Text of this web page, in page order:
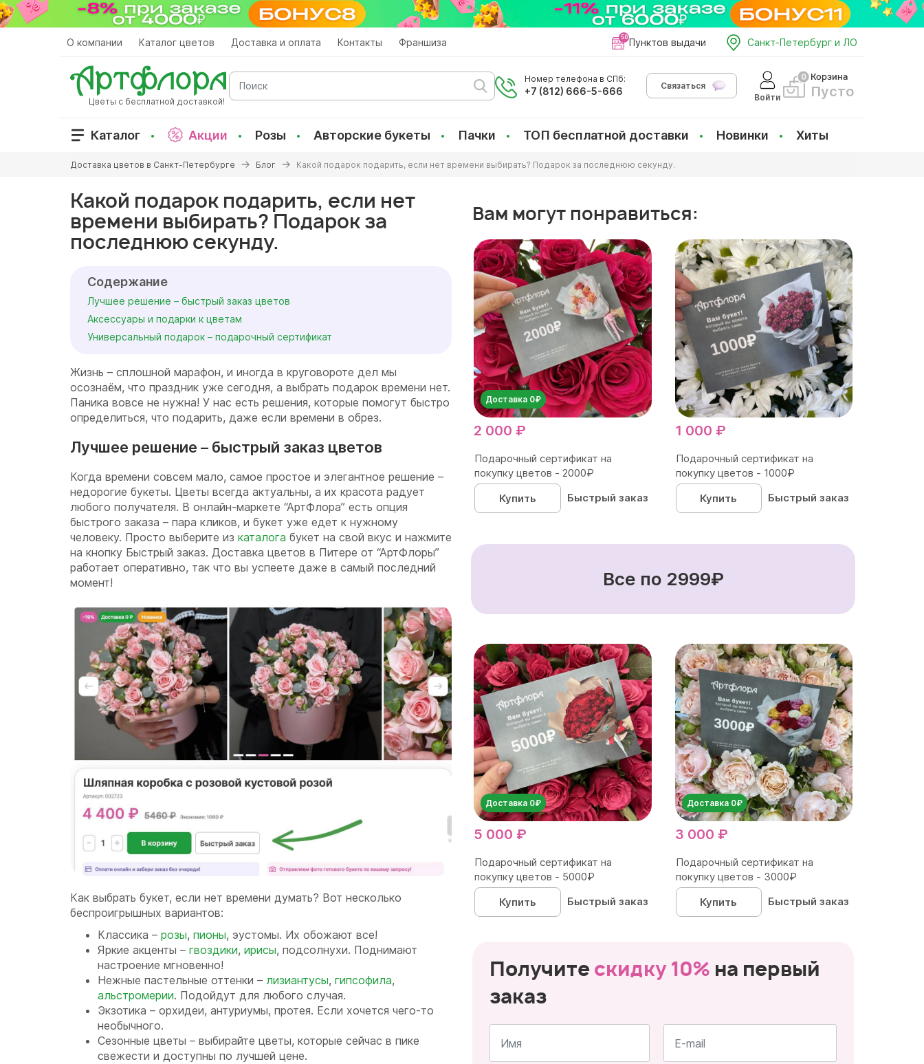
Перейти
к
О компании Каталог цветов Доставка и оплата Контакты Франшиза Пунктов выдачи Санкт-Петербург и ЛО
Цветы с бесплатной доставкой!
Поиск
Номер телефона в СПб:
+7 (812) 666-5-666
Связаться
Войти
Корзина
Пусто
Каталог Акции Розы Авторские букеты Пачки ТОП бесплатной доставки Новинки Хиты
здесь
Доставка цветов в Санкт-Петербурге Блог Какой подарок подарить, если нет времени выбирать? Подарок за последнюю секунду.
Какой подарок подарить, если нет
времени выбирать? Подарок за
последнюю секунду.
Содержание
Лучшее решение – быстрый заказ цветов
Аксессуары и подарки к цветам
Универсальный подарок – подарочный сертификат
Жизнь – сплошной марафон, и иногда в круговороте дел мы
осознаём, что праздник уже сегодня, а выбрать подарок времени нет.
Паника вовсе не нужна! У нас есть решения, которые помогут быстро
определиться, что подарить, даже если времени в обрез.
Лучшее решение – быстрый заказ цветов
Когда времени совсем мало, самое простое и элегантное решение –
недорогие букеты. Цветы всегда актуальны, а их красота радует
любого получателя. В онлайн-маркете “АртФлора” есть опция
быстрого заказа – пара кликов, и букет уже едет к нужному
человеку. Просто выберите из каталога букет на свой вкус и нажмите
на кнопку Быстрый заказ. Доставка цветов в Питере от “АртФлоры”
работает оперативно, так что вы успеете даже в самый последний
момент!
Как выбрать букет, если нет времени думать? Вот несколько
беспроигрышных вариантов:
Классика – розы, пионы, эустомы. Их обожают все!
Яркие акценты – гвоздики, ирисы, подсолнухи. Поднимают
настроение мгновенно!
Нежные пастельные оттенки – лизиантусы, гипсофила,
альстромерии. Подойдут для любого случая.
Экзотика – орхидеи, антуриумы, протея. Если хочется чего-то
необычного.
Сезонные цветы – выбирайте цветы, которые сейчас в пике
свежести и доступны по лучшей цене.
Вам могут понравиться:
Доставка 0₽
2 000 ₽
Подарочный сертификат на
покупку цветов - 2000₽
Купить
Быстрый заказ
1 000 ₽
Подарочный сертификат на
покупку цветов - 1000₽
Купить
Быстрый заказ
Все по 2999₽
Доставка 0₽
5 000 ₽
Подарочный сертификат на
покупку цветов - 5000₽
Купить
Быстрый заказ
Доставка 0₽
3 000 ₽
Подарочный сертификат на
покупку цветов - 3000₽
Купить
Быстрый заказ
Получитескидку 10% на первый
заказ